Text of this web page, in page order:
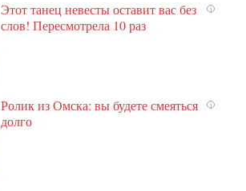
i
Этот танец невесты оставит вас без
слов! Пересмотрела 10 раз
i
Ролик из Омска: вы будете смеяться
долго